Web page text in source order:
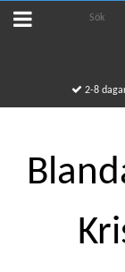
2-8